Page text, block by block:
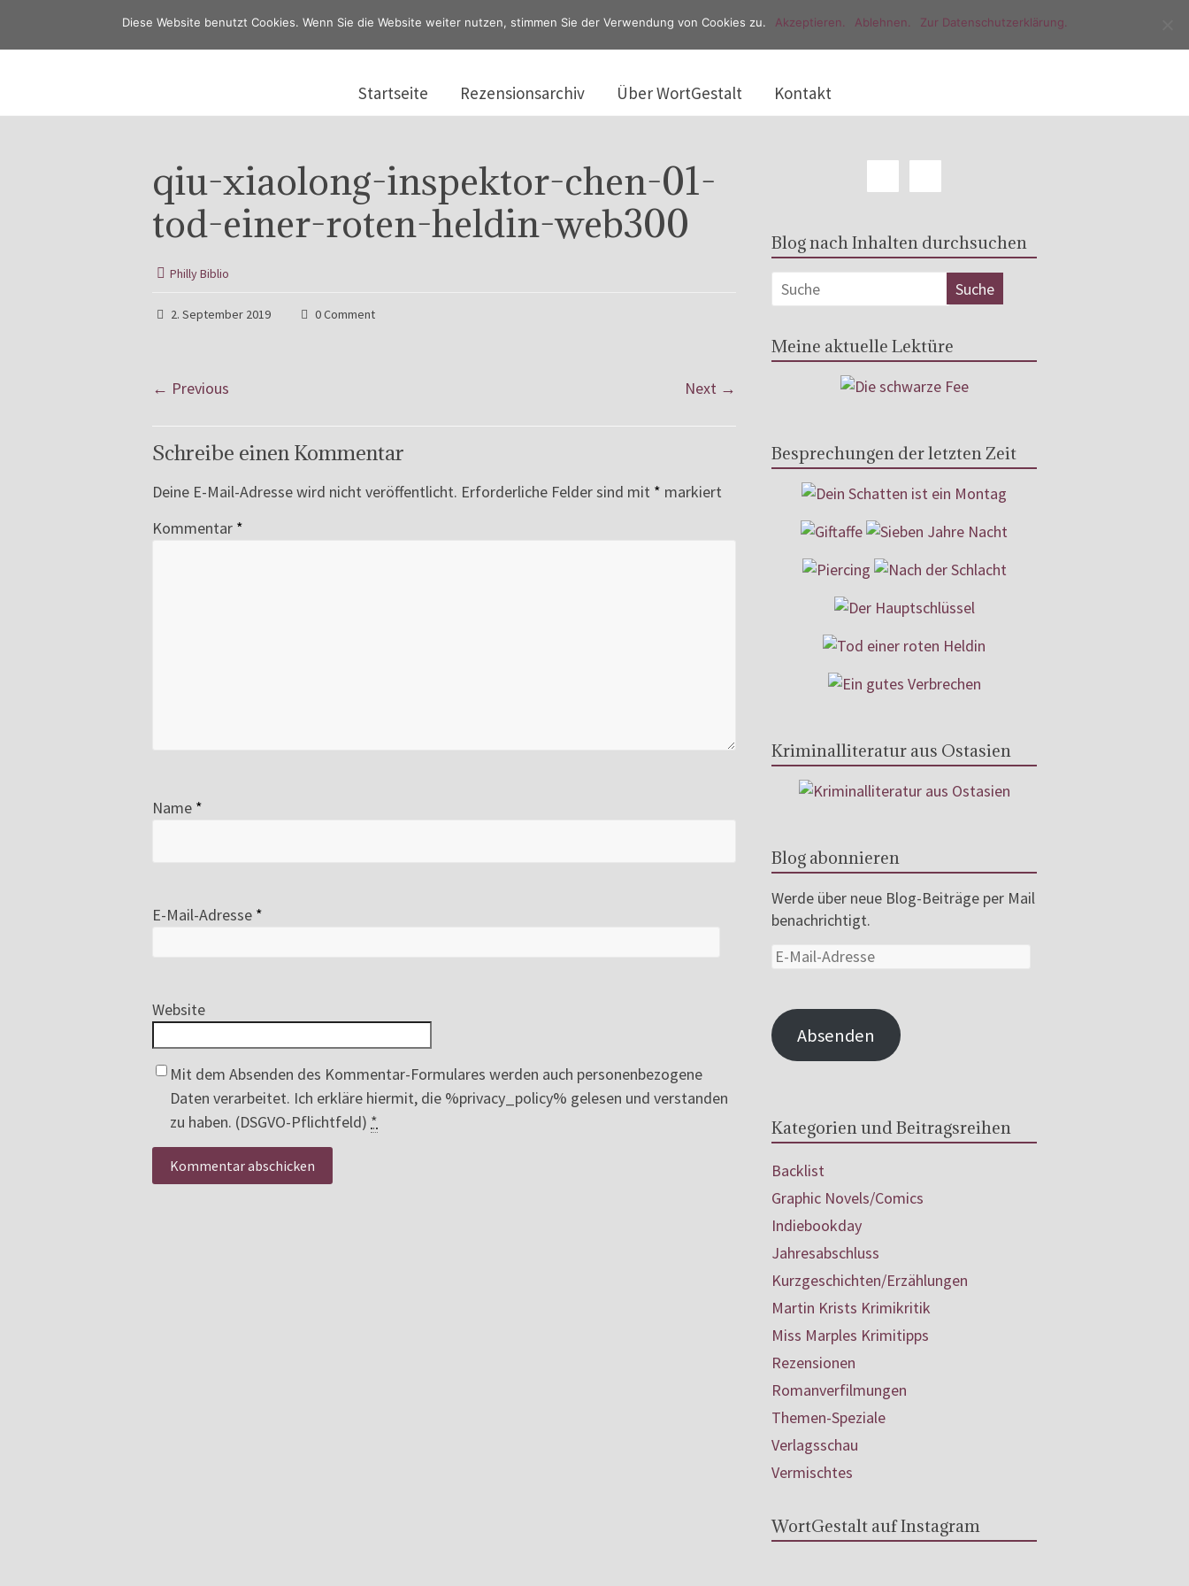
Startseite Rezensionsarchiv Über WortGestalt Kontakt
qiu-xiaolong-inspektor-chen-01-
tod-einer-roten-heldin-web300
Philly Biblio
2. September 2019 0 Comment
← Previous Next →
Schreibe einen Kommentar
Deine E-Mail-Adresse wird nicht veröffentlicht. Erforderliche Felder sind mit * markiert
Kommentar *
Name *
E-Mail-Adresse *
Website
Mit dem Absenden des Kommentar-Formulares werden auch personenbezogene
Daten verarbeitet. Ich erkläre hiermit, die %privacy_policy% gelesen und verstanden
zu haben. (DSGVO-Pflichtfeld) *
Blog nach Inhalten durchsuchen
Meine aktuelle Lektüre
Besprechungen der letzten Zeit
Kriminalliteratur aus Ostasien
Blog abonnieren
Werde über neue Blog-Beiträge per Mail
benachrichtigt.
Absenden
Kategorien und Beitragsreihen
Backlist
Graphic Novels/Comics
Indiebookday
Jahresabschluss
Kurzgeschichten/Erzählungen
Martin Krists Krimikritik
Miss Marples Krimitipps
Rezensionen
Romanverfilmungen
Themen-Speziale
Verlagsschau
Vermischtes
WortGestalt auf Instagram
Diese Website benutzt Cookies. Wenn Sie die Website weiter nutzen, stimmen Sie der Verwendung von Cookies zu. Akzeptieren. Ablehnen. Zur Datenschutzerklärung.